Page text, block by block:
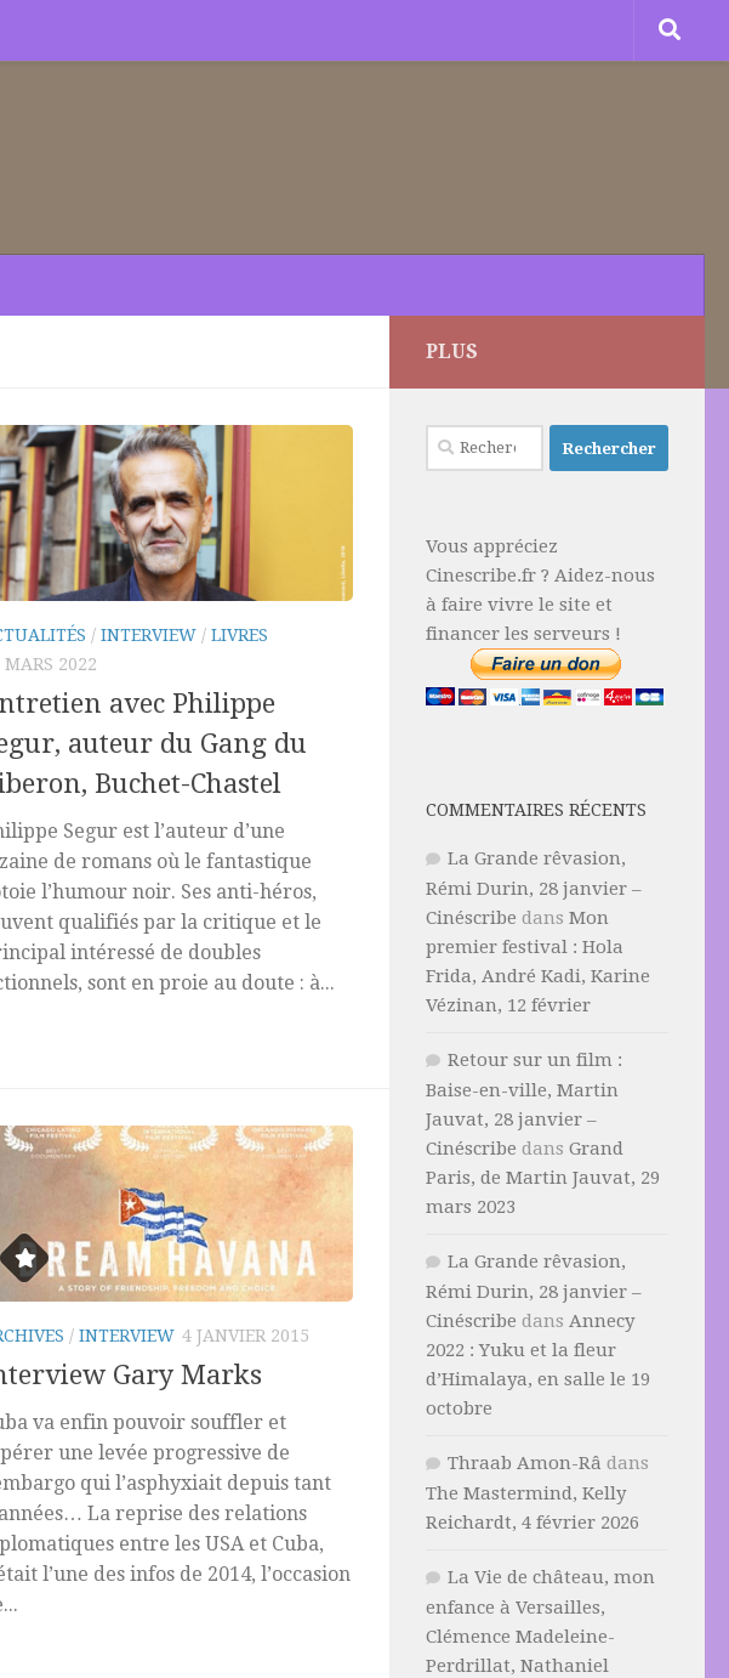
/ INTERVIEW / LIVRES
MARS 2022
avec Philippe
auteur du Gang du
Buchet-Chastel
Segur est l’auteur d’une
de romans où le fantastique
l’humour noir. Ses anti-héros,
qualifiés par la critique et le
intéressé de doubles
sont en proie au doute : à...
/ INTERVIEW 4 JANVIER 2015
Gary Marks
va enfin pouvoir souffler et
une levée progressive de
qui l’asphyxiait depuis tant
La reprise des relations
entre les USA et Cuba,
l’une des infos de 2014, l’occasion
PLUS
Rechercher :
Vous appréciez
Cinescribe.fr ? Aidez-nous
à faire vivre le site et
financer les serveurs !
COMMENTAIRES RÉCENTS
La Grande rêvasion,
Rémi Durin, 28 janvier –
Cinéscribe dans Mon
premier festival : Hola
Frida, André Kadi, Karine
Vézinan, 12 février
Retour sur un film :
Baise-en-ville, Martin
Jauvat, 28 janvier –
Cinéscribe dans Grand
Paris, de Martin Jauvat, 29
mars 2023
La Grande rêvasion,
Rémi Durin, 28 janvier –
Cinéscribe dans Annecy
2022 : Yuku et la fleur
d’Himalaya, en salle le 19
octobre
Thraab Amon-Râ dans
The Mastermind, Kelly
Reichardt, 4 février 2026
La Vie de château, mon
enfance à Versailles,
Clémence Madeleine-
Perdrillat, Nathaniel